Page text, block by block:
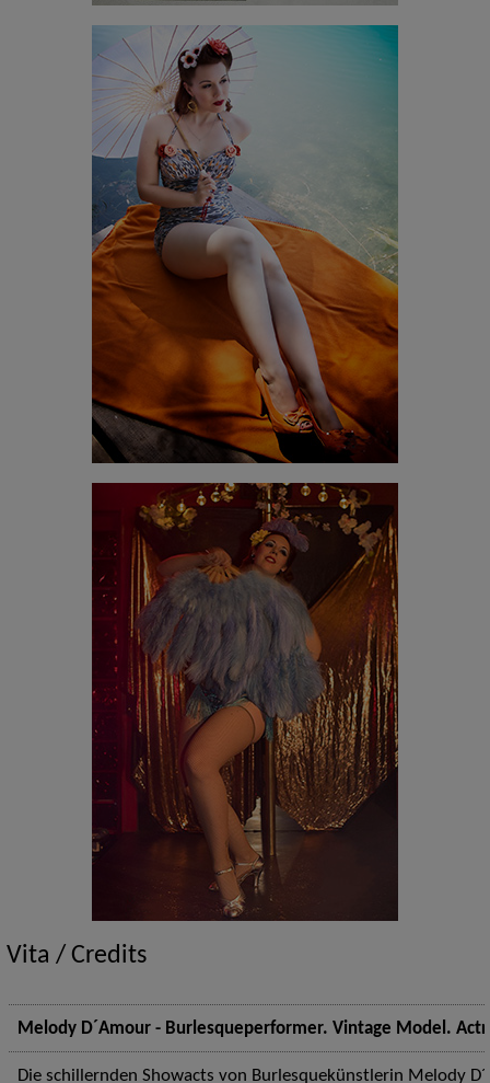
Vita / Credits
Melody D´Amour - Burlesqueperformer. Vintage Model.
Die schillernden Showacts von Burlesquekünstlerin Melody